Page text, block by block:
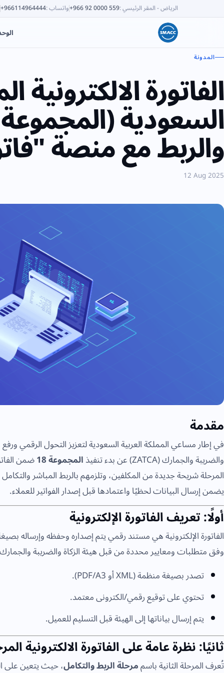
الرياض - المقر الرئيسي:
+966 92 0000 559واتساب:
+966114964444
المدونة
الفاتورة
والربط مع منصة
12 Aug 2025
مقدمة
في إطار مساعي المملكة العربية السعودية لتعزيز التحول الرقمي
والضريبة والجمارك (ZATCA) عن بدء تنفيذ
المجموعة 18
ضمن
المرحلة شريحة جديدة من المكلفين، وتلزمهم بالربط المباشر
يضمن إرسال البيانات لحظيًا واعتمادها قبل إصدار الفواتير للعملاء.
أولًا: تعريف الفاتورة الإلكترونية
الفاتورة الإلكترونية هي مستند رقمي يتم إصداره وحفظه وإرساله
وفق متطلبات ومعايير محددة من قبل هيئة الزكاة والضريبة والجمارك.
تصدر بصيغة منظمة (XML أو PDF/A3).
تحتوي على توقيع رقمي/الكترونى معتمد.
يتم إرسال بياناتها إلى الهيئة قبل التسليم للعميل.
ثانيًا: نظرة عامة على الفاتورة الالكترونية
تُعرف المرحلة الثانية باسممرحلة الربط والتكامل، حيث يتعين على